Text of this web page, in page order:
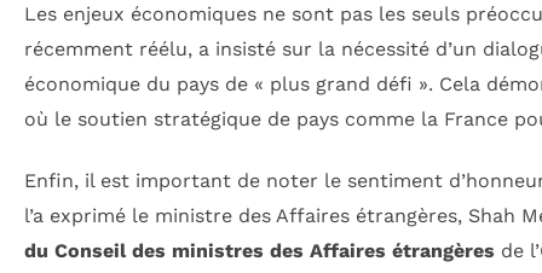
Les enjeux économiques ne sont pas les seuls
récemment réélu, a insisté sur la nécessité d’un
économique du pays de « plus grand défi ». Cela
où le soutien stratégique de pays comme la France
Enfin, il est important de noter le sentiment
l’a exprimé le ministre des Affaires étrangères, Shah
du Conseil des ministres des Affaires étrangères de